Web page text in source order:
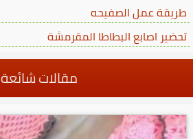
طريقة عمل الصفيحه
تحضير اصابع البطاطا المقرمشة
مقالات شائعة